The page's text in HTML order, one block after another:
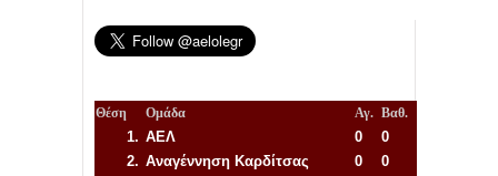
Θέση Ομάδα Αγ. Βαθ.
1. ΑΕΛ 0
0
2. Αναγέννηση Καρδίτσας 0
0